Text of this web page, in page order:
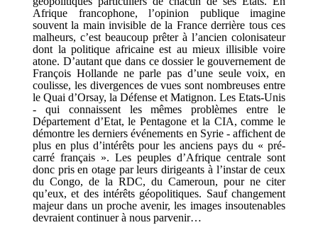
Afrique francophone, l’opinion publique imagine
souvent la main invisible de la France derrière tous ces
malheurs, c’est beaucoup prêter à l’ancien colonisateur
dont la politique africaine est au mieux illisible voire
atone. D’autant que dans ce dossier le gouvernement de
François Hollande ne parle pas d’une seule voix, en
coulisse, les divergences de vues sont nombreuses entre
le Quai d’Orsay, la Défense et Matignon. Les Etats-Unis
- qui connaissent les mêmes problèmes entre le
Département d’Etat, le Pentagone et la CIA, comme le
démontre les derniers événements en Syrie - affichent de
plus en plus d’intérêts pour les anciens pays du « pré-
carré français ». Les peuples d’Afrique centrale sont
donc pris en otage par leurs dirigeants à l’instar de ceux
du Congo, de la RDC, du Cameroun, pour ne citer
qu’eux, et des intérêts géopolitiques. Sauf changement
majeur dans un proche avenir, les images insoutenables
devraient continuer à nous parvenir…